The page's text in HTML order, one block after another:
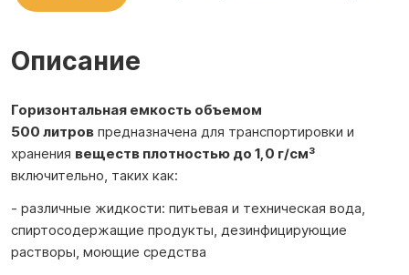
Описание
Горизонтальная емкость объемом
500 литров предназначена для транспортировки и
хранения веществ плотностью до 1,0 г/см³
включительно, таких как:
- различные жидкости: питьевая и техническая вода,
спиртосодержащие продукты, дезинфицирующие
растворы, моющие средства